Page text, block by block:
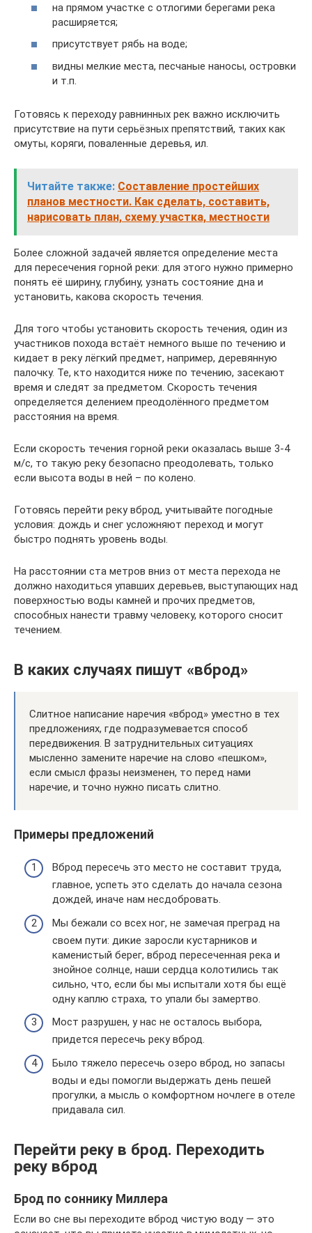
на прямом участке с отлогими берегами река
расширяется;
присутствует рябь на воде;
видны мелкие места, песчаные наносы, островки
и т.п.
Готовясь к переходу равнинных рек важно исключить
присутствие на пути серьёзных препятствий, таких как
омуты, коряги, поваленные деревья, ил.
Читайте также: Составление простейших
планов местности. Как сделать, составить,
нарисовать план, схему участка, местности
Более сложной задачей является определение места
для пересечения горной реки: для этого нужно примерно
понять её ширину, глубину, узнать состояние дна и
установить, какова скорость течения.
Для того чтобы установить скорость течения, один из
участников похода встаёт немного выше по течению и
кидает в реку лёгкий предмет, например, деревянную
палочку. Те, кто находится ниже по течению, засекают
время и следят за предметом. Скорость течения
определяется делением преодолённого предметом
расстояния на время.
Если скорость течения горной реки оказалась выше 3-4
м/с, то такую реку безопасно преодолевать, только
если высота воды в ней – по колено.
Готовясь перейти реку вброд, учитывайте погодные
условия: дождь и снег усложняют переход и могут
быстро поднять уровень воды.
На расстоянии ста метров вниз от места перехода не
должно находиться упавших деревьев, выступающих над
поверхностью воды камней и прочих предметов,
способных нанести травму человеку, которого сносит
течением.
В каких случаях пишут «вброд»
Слитное написание наречия «вброд» уместно в тех
предложениях, где подразумевается способ
передвижения. В затруднительных ситуациях
мысленно замените наречие на слово «пешком»,
если смысл фразы неизменен, то перед нами
наречие, и точно нужно писать слитно.
Примеры предложений
Вброд пересечь это место не составит труда,
главное, успеть это сделать до начала сезона
дождей, иначе нам несдобровать.
Мы бежали со всех ног, не замечая преград на
своем пути: дикие заросли кустарников и
каменистый берег, вброд пересеченная река и
знойное солнце, наши сердца колотились так
сильно, что, если бы мы испытали хотя бы ещё
одну каплю страха, то упали бы замертво.
Мост разрушен, у нас не осталось выбора,
придется пересечь реку вброд.
Было тяжело пересечь озеро вброд, но запасы
воды и еды помогли выдержать день пешей
прогулки, а мысль о комфортном ночлеге в отеле
придавала сил.
Перейти реку в брод. Переходить
реку вброд
Брод по cоннику Миллера
Если во сне вы переходите вброд чистую воду — это